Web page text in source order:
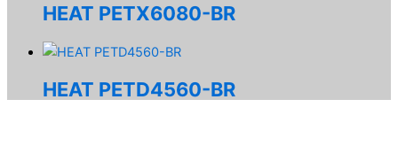
HEAT PETX6080-BR
HEAT PETD4560-BR